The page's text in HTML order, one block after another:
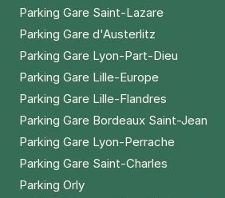
Parking Gare Saint-Lazare
Parking Gare d'Austerlitz
Parking Gare Lyon-Part-Dieu
Parking Gare Lille-Europe
Parking Gare Lille-Flandres
Parking Gare Bordeaux Saint-Jean
Parking Gare Lyon-Perrache
Parking Gare Saint-Charles
Parking Orly